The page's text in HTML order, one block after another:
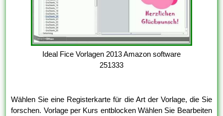
Ideal Fice Vorlagen 2013 Amazon software
251333
Wählen Sie eine Registerkarte für die Art der Vorlage, die Sie
forschen. Vorlage per Kurs entblocken Wählen Sie Bearbeiten